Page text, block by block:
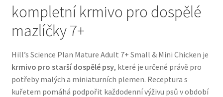
Bozita pro psy — Švédské krmivo s nordickou kvalitou
Brit pro psy
Granule pro psy
kompletní krmivo pro dospělé
mazlíčky 7+
Hill’s Science Plan Mature Adult 7+ Small & Mini Chicken je
krmivo pro starší dospělé psy, které je určené právě pro
potřeby malých a miniaturních plemen. Receptura s
kuřetem pomáhá podpořit každodenní výživu psů v období